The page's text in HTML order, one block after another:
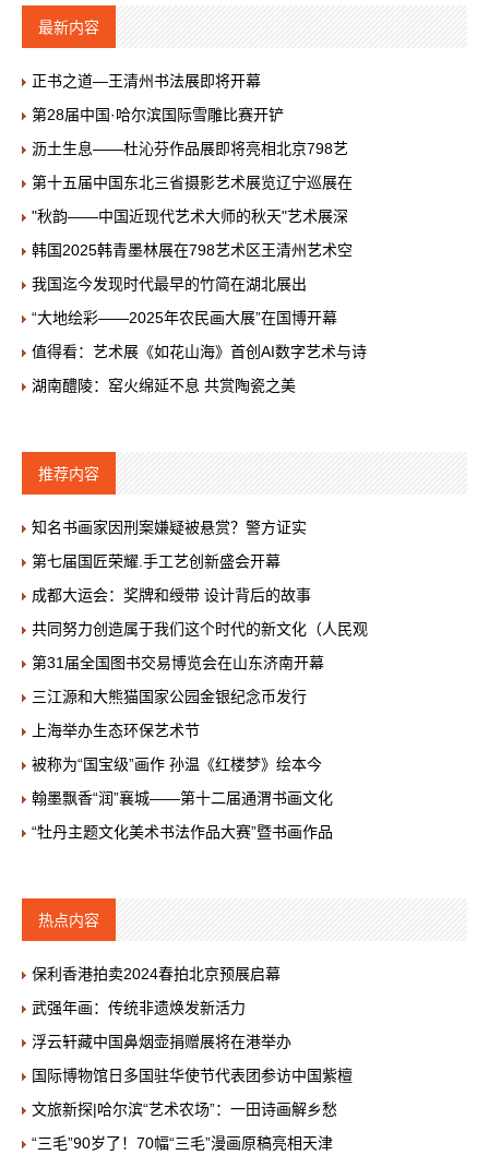
最新内容
正书之道—王清州书法展即将开幕
第28届中国·哈尔滨国际雪雕比赛开铲
沥土生息——杜沁芬作品展即将亮相北京798艺
第十五届中国东北三省摄影艺术展览辽宁巡展在
"秋韵——中国近现代艺术大师的秋天"艺术展深
韩国2025韩青墨林展在798艺术区王清州艺术空
我国迄今发现时代最早的竹简在湖北展出
“大地绘彩——2025年农民画大展”在国博开幕
值得看：艺术展《如花山海》首创AI数字艺术与诗
湖南醴陵：窑火绵延不息 共赏陶瓷之美
推荐内容
知名书画家因刑案嫌疑被悬赏？警方证实
第七届国匠荣耀.手工艺创新盛会开幕
成都大运会：奖牌和绶带 设计背后的故事
共同努力创造属于我们这个时代的新文化（人民观
第31届全国图书交易博览会在山东济南开幕
三江源和大熊猫国家公园金银纪念币发行
上海举办生态环保艺术节
被称为“国宝级”画作 孙温《红楼梦》绘本今
翰墨飘香“润”襄城——第十二届通渭书画文化
“牡丹主题文化美术书法作品大赛”暨书画作品
热点内容
保利香港拍卖2024春拍北京预展启幕
武强年画：传统非遗焕发新活力
浮云轩藏中国鼻烟壶捐赠展将在港举办
国际博物馆日多国驻华使节代表团参访中国紫檀
文旅新探|哈尔滨“艺术农场”：一田诗画解乡愁
“三毛”90岁了！70幅“三毛”漫画原稿亮相天津